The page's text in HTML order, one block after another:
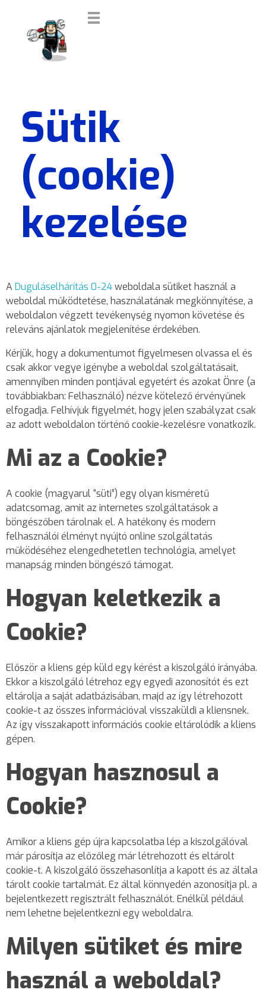
Sütik
(cookie)
kezelése
A Duguláselhárítás 0-24weboldala sütiket használ a
weboldal működtetése, használatának megkönnyítése, a
weboldalon végzett tevékenység nyomon követése és
releváns ajánlatok megjelenítése érdekében.
Kérjük, hogy a dokumentumot figyelmesen olvassa el és
csak akkor vegye igénybe a weboldal szolgáltatásait,
amennyiben minden pontjával egyetért és azokat Önre (a
továbbiakban: Felhasználó) nézve kötelező érvényűnek
elfogadja. Felhívjuk figyelmét, hogy jelen szabályzat csak
az adott weboldalon történő cookie-kezelésre vonatkozik.
Mi az a Cookie?
A cookie (magyarul “süti”) egy olyan kisméretű
adatcsomag, amit az internetes szolgáltatások a
böngészőben tárolnak el. A hatékony és modern
felhasználói élményt nyújtó online szolgáltatás
működéséhez elengedhetetlen technológia, amelyet
manapság minden böngésző támogat.
Hogyan keletkezik a
Cookie?
Először a kliens gép küld egy kérést a kiszolgáló irányába.
Ekkor a kiszolgáló létrehoz egy egyedi azonosítót és ezt
eltárolja a saját adatbázisában, majd az így létrehozott
cookie-t az összes információval visszaküldi a kliensnek.
Az így visszakapott információs cookie eltárolódik a kliens
gépen.
Hogyan hasznosul a
Cookie?
Amikor a kliens gép újra kapcsolatba lép a kiszolgálóval
már párosítja az előzőleg már létrehozott és eltárolt
cookie-t. A kiszolgáló összehasonlítja a kapott és az általa
tárolt cookie tartalmát. Ez által könnyedén azonosítja pl. a
bejelentkezett regisztrált felhasználót. Enélkül például
nem lehetne bejelentkezni egy weboldalra.
Milyen sütiket és mire
használ a weboldal?